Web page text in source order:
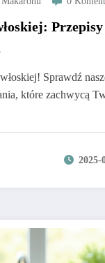
Przepisy
Sprawdź
które zachwycą
2025-